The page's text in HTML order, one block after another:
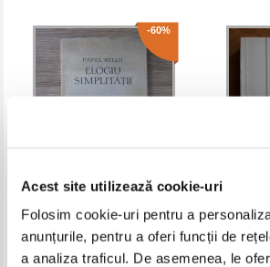
Acest site utilizează cookie-uri
Folosim cookie-uri pentru a
anunțurile, pentru a oferi funcții de
a analiza traficul. De asemenea, le
-60%
Pavel Bellu - Elogiu simplitatii
Pret: 17,00Lei 6,80 Lei
Mihai